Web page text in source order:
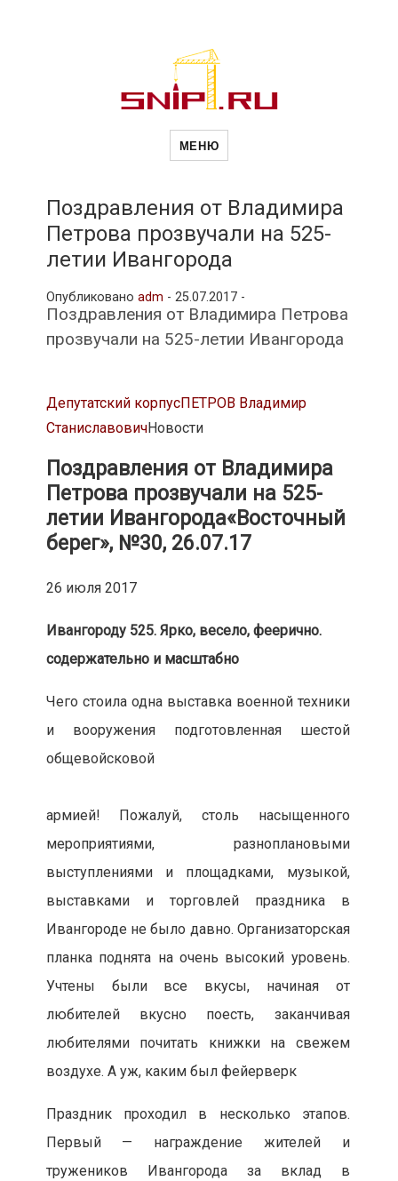
Новости
и
другие связанные со стройкой
рубрики
МЕНЮ
Поздравления от Владимира
Петрова прозвучали на 525-
летии Ивангорода
Опубликовано adm - 25.07.2017 -
Поздравления от Владимира Петрова
прозвучали на 525-летии Ивангорода
Депутатский корпусПЕТРОВ Владимир
СтаниславовичНовости
Поздравления от Владимира
Петрова прозвучали на 525-
летии Ивангорода«Восточный
берег», №30, 26.07.17
26 июля 2017
Ивангороду 525. Ярко, весело, феерично.
содержательно и масштабно
Чего стоила одна выставка военной техники
и вооружения подготовленная шестой
общевойсковой
армией! Пожалуй, столь насыщенного
мероприятиями, разноплановыми
выступлениями и площадками, музыкой,
выставками и торговлей праздника в
Ивангороде не было давно. Организаторская
планка поднята на очень высокий уровень.
Учтены были все вкусы, начиная от
любителей вкусно поесть, заканчивая
любителями почитать книжки на свежем
воздухе. А уж, каким был фейерверк
Праздник проходил в несколько этапов.
Первый — награждение жителей и
тружеников Ивангорода за вклад в